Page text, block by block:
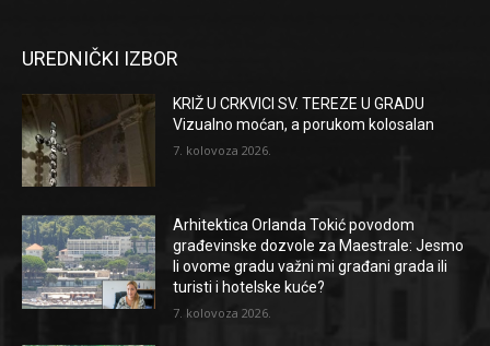
UREDNIČKI IZBOR
KRIŽ U CRKVICI SV. TEREZE U GRADU
Vizualno moćan, a porukom kolosalan
7. kolovoza 2026.
Arhitektica Orlanda Tokić povodom
građevinske dozvole za Maestrale: Jesmo
li ovome gradu važni mi građani grada ili
turisti i hotelske kuće?
7. kolovoza 2026.